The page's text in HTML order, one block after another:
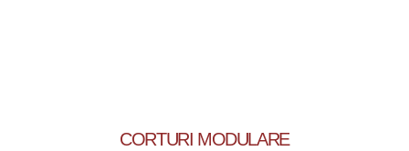
CORTURI MODULARE